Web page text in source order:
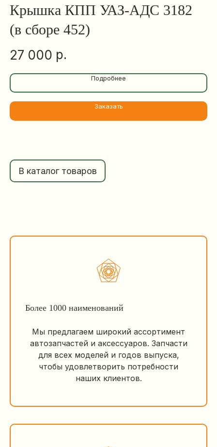
Крышка КПП УАЗ-АДС 3182
(в сборе 452)
27 000 р.
Подробнее
Заказать
В каталог товаров
Более 1000 наименований
Мы предлагаем широкий ассортимент
автозапчастей и аксессуаров. Запчасти
для всех моделей и годов выпуска,
чтобы удовлетворить потребности
наших клиентов.